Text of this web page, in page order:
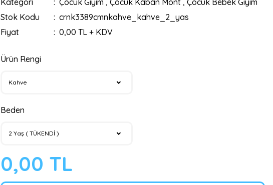
Kategori Çocuk Giyim , Çocuk Kaban Mont , Çocuk Bebek Giyim
Stok Kodu
crnk3389cmnkahve_kahve_2_yas
Fiyat
0,00 TL + KDV
Ürün Rengi
Beden
0,00 TL